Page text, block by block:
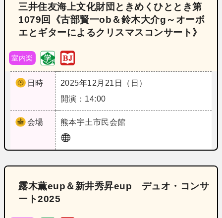
三井住友海上文化財団ときめくひととき第
1079回《古部賢一ob＆鈴木大介g～オーボ
エとギターによるクリスマスコンサート》
室内楽
日時
2025年12月21日（日）
開演：14:00
会場 熊本宇土市民会館
露木薫eup＆新井秀昇eup デュオ・コンサ
ート2025